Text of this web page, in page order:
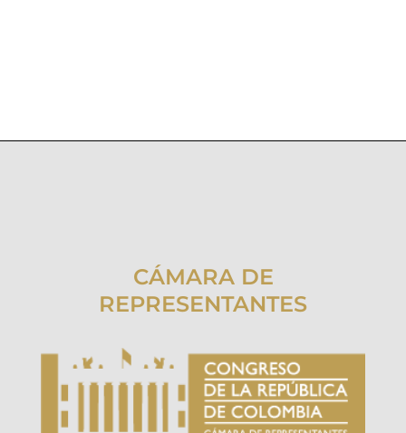
CÁMARA DE
REPRESENTANTES